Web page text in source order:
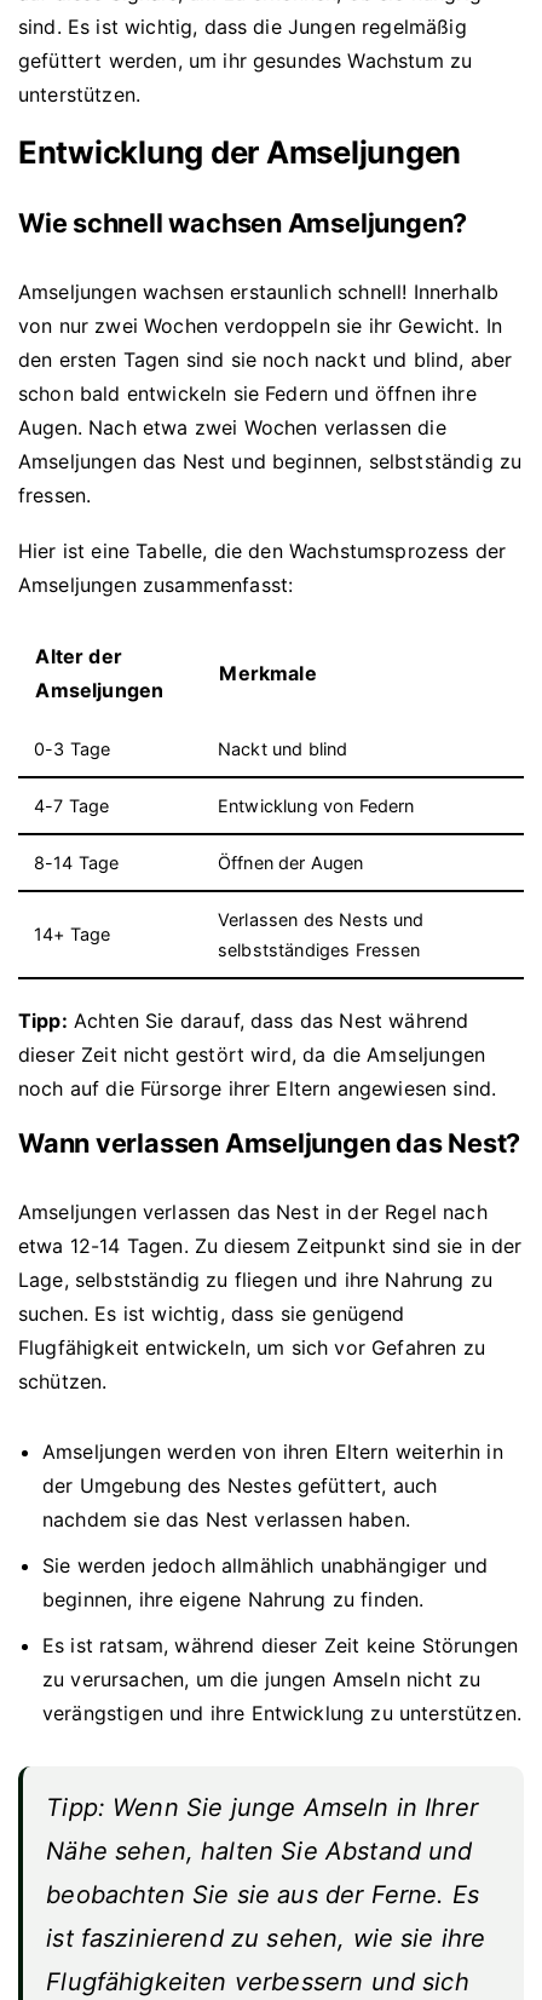
sind. Es ist wichtig, dass die Jungen regelmäßig
gefüttert werden, um ihr gesundes Wachstum zu
unterstützen.
Entwicklung der Amseljungen
Wie schnell wachsen Amseljungen?
Amseljungen wachsen erstaunlich schnell! Innerhalb
von nur zwei Wochen verdoppeln sie ihr Gewicht. In
den ersten Tagen sind sie noch nackt und blind, aber
schon bald entwickeln sie Federn und öffnen ihre
Augen. Nach etwa zwei Wochen verlassen die
Amseljungen das Nest und beginnen, selbstständig zu
fressen.
Hier ist eine Tabelle, die den Wachstumsprozess der
Amseljungen zusammenfasst:
Alter der
Amseljungen
Merkmale
0-3 Tage Nackt und blind
4-7 Tage Entwicklung von Federn
8-14 Tage Öffnen der Augen
14+ Tage
Verlassen des Nests und
selbstständiges Fressen
Tipp: Achten Sie darauf, dass das Nest während
dieser Zeit nicht gestört wird, da die Amseljungen
noch auf die Fürsorge ihrer Eltern angewiesen sind.
Wann verlassen Amseljungen das Nest?
Amseljungen verlassen das Nest in der Regel nach
etwa 12-14 Tagen. Zu diesem Zeitpunkt sind sie in der
Lage, selbstständig zu fliegen und ihre Nahrung zu
suchen. Es ist wichtig, dass sie genügend
Flugfähigkeit entwickeln, um sich vor Gefahren zu
schützen.
Amseljungen werden von ihren Eltern weiterhin in
der Umgebung des Nestes gefüttert, auch
nachdem sie das Nest verlassen haben.
Sie werden jedoch allmählich unabhängiger und
beginnen, ihre eigene Nahrung zu finden.
Es ist ratsam, während dieser Zeit keine Störungen
zu verursachen, um die jungen Amseln nicht zu
verängstigen und ihre Entwicklung zu unterstützen.
Tipp: Wenn Sie junge Amseln in Ihrer
Nähe sehen, halten Sie Abstand und
beobachten Sie sie aus der Ferne. Es
ist faszinierend zu sehen, wie sie ihre
Flugfähigkeiten verbessern und sich